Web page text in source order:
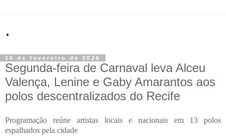
.
16 de fevereiro de 2026
Segunda-feira de Carnaval leva Alceu
Valença, Lenine e Gaby Amarantos aos
polos descentralizados do Recife
Programação reúne artistas locais e nacionais em 13 polos
espalhados pela cidade